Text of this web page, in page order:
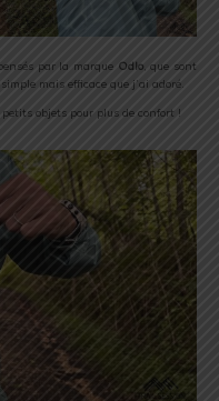
par la marque Odlo, que sont
mais efficace que j’ai adoré.
objets pour plus de confort !